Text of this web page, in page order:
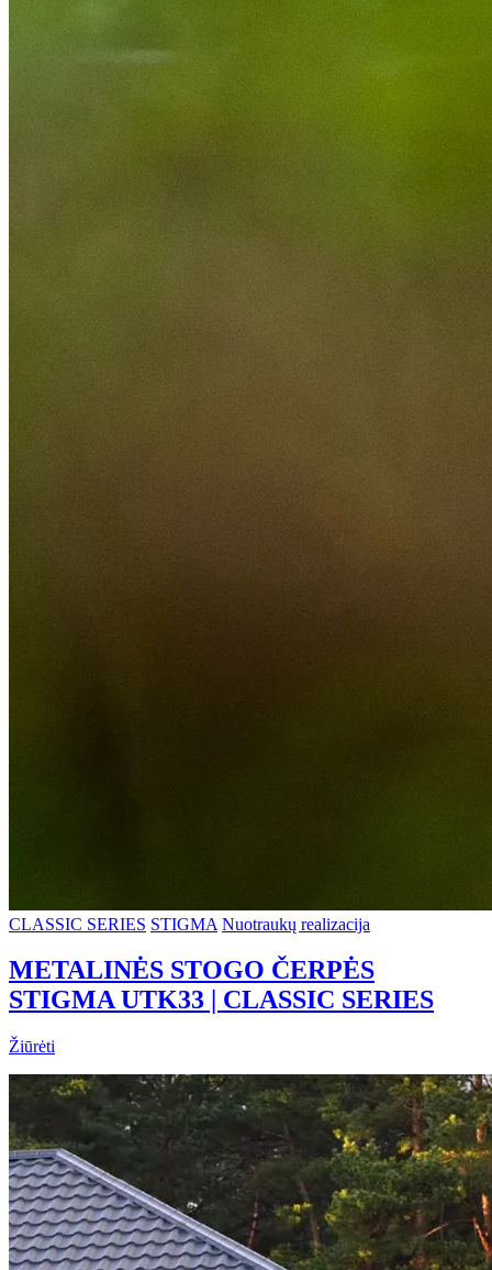
CLASSIC SERIES STIGMA Nuotraukų realizacija
METALINĖS STOGO ČERPĖS
STIGMA UTK33 | CLASSIC SERIES
Žiūrėti